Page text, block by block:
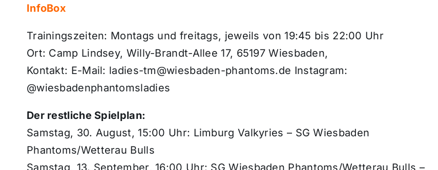
InfoBox
Trainingszeiten: Montags und freitags, jeweils von 19:45 bis 22:00 Uhr
Ort: Camp Lindsey, Willy-Brandt-Allee 17, 65197 Wiesbaden,
Kontakt: E-Mail: ladies-tm@wiesbaden-phantoms.de Instagram:
@wiesbadenphantomsladies
Der restliche Spielplan:
Samstag, 30. August, 15:00 Uhr: Limburg Valkyries – SG Wiesbaden
Phantoms/Wetterau Bulls
Samstag, 13. September, 16:00 Uhr: SG Wiesbaden Phantoms/Wetterau Bulls –